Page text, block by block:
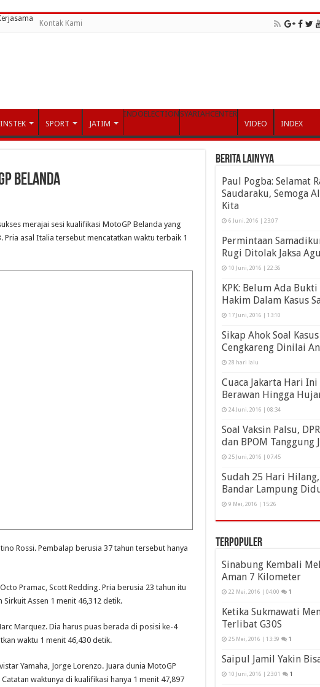
Kontak Kami
SPORT JATIM
INDOELECTION SYARIAHCENTER
VIDEO
INDEX
Belanda
merajai sesi kualifikasi MotoGP Belanda yang
Pria asal Italia tersebut mencatatkan waktu terbaik 1
Rossi. Pembalap berusia 37 tahun tersebut hanya
Pramac, Scott Redding. Pria berusia 23 tahun itu
Assen 1 menit 46,312 detik.
Marquez. Dia harus puas berada di posisi ke-4
waktu 1 menit 46,430 detik.
Yamaha, Jorge Lorenzo. Juara dunia MotoGP
waktunya di kualifikasi hanya 1 menit 47,897
Berita Lainyya
Paul Pogba: Selamat
Saudaraku, Semoga
Kita
6 Juni, 2016 | 23:07
Permintaan
Rugi Ditolak Jaksa
10 Juni, 2016 | 22:36
KPK: Belum Ada
Hakim Dalam Kasus
17 Juni, 2016 | 13:10
Sikap Ahok Soal
Cengkareng Dinilai
28 hari lalu
Cuaca Jakarta Hari
Berawan Hingga
24 Juni, 2016 | 08:34
Soal Vaksin Palsu,
dan BPOM Tanggung
25 Juni, 2016 | 07:45
Sudah 25 Hari Hilang,
Bandar Lampung
9 Mei, 2016 | 15:26
Terpopuler
Sinabung Kembali
Aman 7 Kilometer
22 Mei, 2016 | 04:00 1
Ketika Sukmawati
Terlibat G30S
25 Mei, 2016 | 13:39 1
Saipul Jamil Yakin
10 Juni, 2016 | 23:01 1